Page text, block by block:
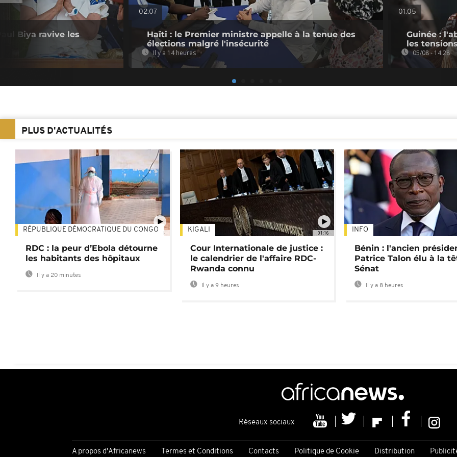
Biya ravive les
02:07
Haïti : le Premier ministre appelle à la tenue des
élections malgré l'insécurité
Il y a 14 heures
01:05
Guinée :
les
05/08 - 14:28
PLUS D'ACTUALITÉS
01:34
RÉPUBLIQUE DÉMOCRATIQUE DU CONGO
RDC : la peur d’Ebola détourne
les habitants des hôpitaux
Il y a 20 minutes
01:16
KIGALI
Cour Internationale de justice :
le calendrier de l'affaire RDC-
Rwanda connu
Il y a 9 heures
INFO
Bénin : l'ancien
Patrice Talon élu à la
Sénat
Il y a 8 heures
Réseaux sociaux
A propos d'Africanews Termes et Conditions Contacts Politique de Cookie Distribution